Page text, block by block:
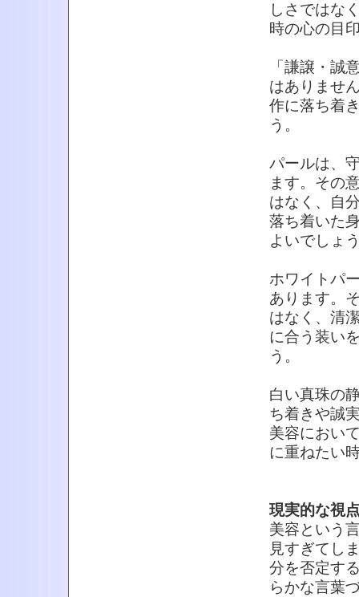
しさではな
時の心の目
「謙譲・誠
はありませ
作に落ち着
う。
パールは、
ます。その
はなく、自
落ち着いた
よいでしょ
ホワイトパ
あります。
はなく、清
に合う装い
う。
白い真珠の
ち着きや誠
美容におい
に重ねたい
現実的な視
美容という
見すぎてし
分を否定す
らかな言葉